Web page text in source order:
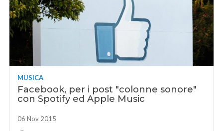
MUSICA
Facebook, per i post "colonne sonore"
con Spotify ed Apple Music
06 Nov 2015